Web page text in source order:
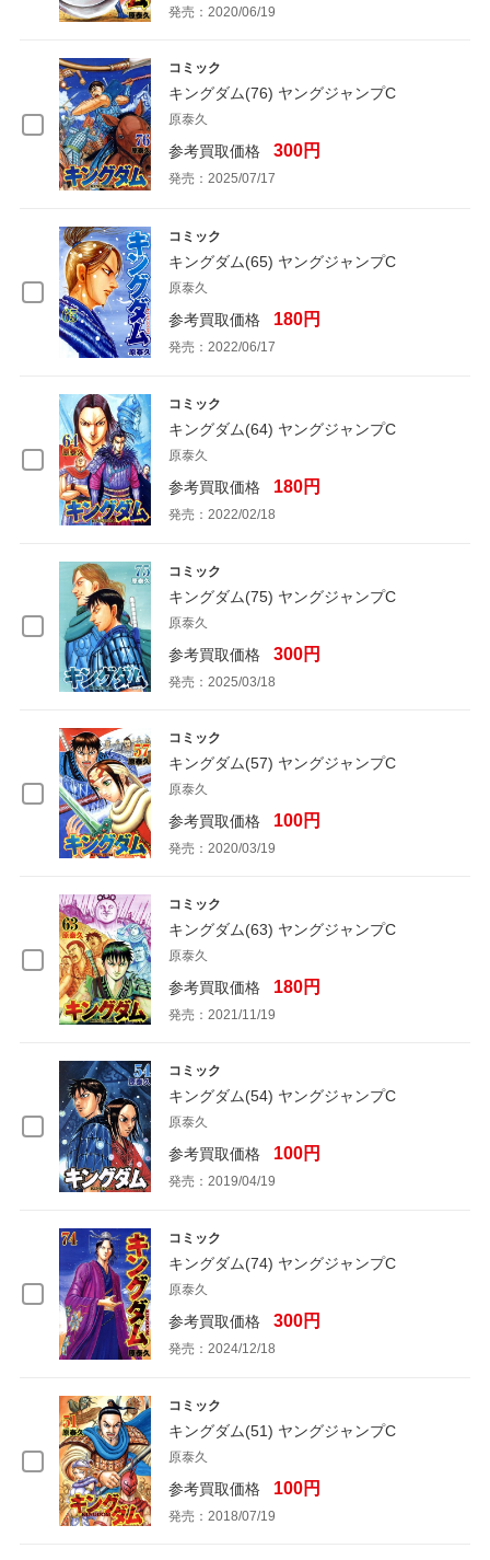
発売：2020/06/19
コミック
キングダム(76) ヤングジャンプC
原泰久
参考買取価格 300円
発売：2025/07/17
コミック
キングダム(65) ヤングジャンプC
原泰久
参考買取価格 180円
発売：2022/06/17
コミック
キングダム(64) ヤングジャンプC
原泰久
参考買取価格 180円
発売：2022/02/18
コミック
キングダム(75) ヤングジャンプC
原泰久
参考買取価格 300円
発売：2025/03/18
コミック
キングダム(57) ヤングジャンプC
原泰久
参考買取価格 100円
発売：2020/03/19
コミック
キングダム(63) ヤングジャンプC
原泰久
参考買取価格 180円
発売：2021/11/19
コミック
キングダム(54) ヤングジャンプC
原泰久
参考買取価格 100円
発売：2019/04/19
コミック
キングダム(74) ヤングジャンプC
原泰久
参考買取価格 300円
発売：2024/12/18
コミック
キングダム(51) ヤングジャンプC
原泰久
参考買取価格 100円
発売：2018/07/19